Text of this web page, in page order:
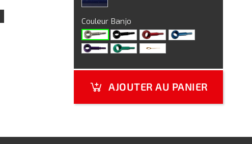
Couleur Banjo
AJOUTER AU PANIER